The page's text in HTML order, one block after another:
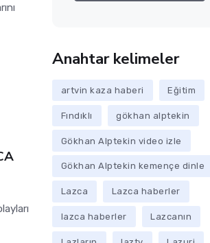
Anahtar kelimeler
artvin kaza haberi Eğitim
Fındıklı gökhan alptekin
Gökhan Alptekin video izle
Gökhan Alptekin kemençe dinle
Lazca Lazca haberler
lazca haberler Lazcanın